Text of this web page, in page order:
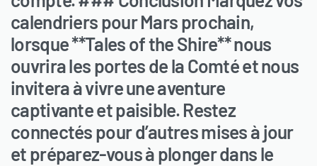
calendriers pour Mars prochain,
lorsque **Tales of the Shire** nous
ouvrira les portes de la Comté et nous
invitera à vivre une aventure
captivante et paisible. Restez
connectés pour d’autres mises à jour
et préparez-vous à plonger dans le